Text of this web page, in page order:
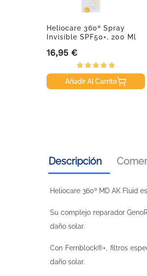
Heliocare 360º Spray
Invisible SPF50+, 200 Ml
Precio
16,95 €
Añadir Al Carrito
Descripción
Heliocare 360º MD AK Fluid
Su complejo reparador
daño solar.
Con Fernblock®+, filtros
daño solar.